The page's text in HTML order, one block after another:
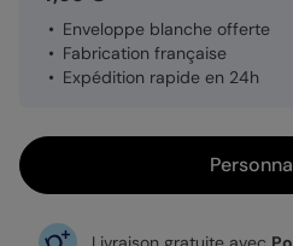
Enveloppe blanche offerte
Fabrication française
Expédition rapide en 24h